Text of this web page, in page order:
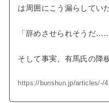
は周囲にこう漏らしてい
「辞めさせられそうだ……
そして事実、有馬氏の降
https://bunshun.jp/articles/-/